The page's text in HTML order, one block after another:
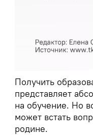
Получить
представляет
на обучение. Но
может встать
родине.